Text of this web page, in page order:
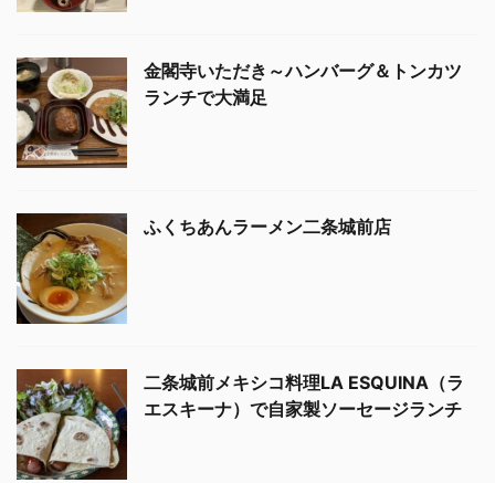
金閣寺いただき～ハンバーグ＆トンカツ
ランチで大満足
ふくちあんラーメン二条城前店
二条城前メキシコ料理LA ESQUINA（ラ
エスキーナ）で自家製ソーセージランチ